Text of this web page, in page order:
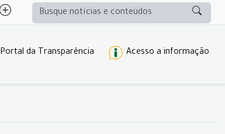
Portal da Transparência Acesso a informação